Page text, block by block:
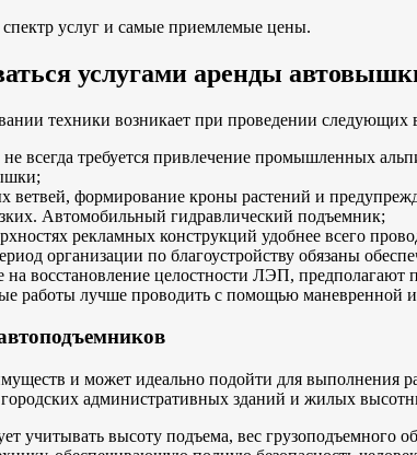
услуг и самые приемлемые цены.
услугами аренды
техники возникает при проведении следующих
всегда требуется привлечение промышленных
ветвей, формирование кроны растений и
Автомобильный гидравлический подъемник;
рекламных конструкций удобнее всего
организации по благоустройству обязаны
восстановление целостности ЛЭП, предполагают
работы лучше проводить с помощью маневренной
и может идеально подойти для выполнения
административных зданий и жилых
учитывать высоту подъема, вес грузоподъемного